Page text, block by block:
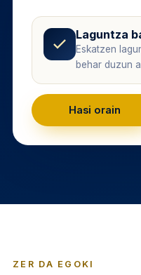
Laguntza
Eskatzen
behar duzun
Hasi orain
ZER DA EGOKI